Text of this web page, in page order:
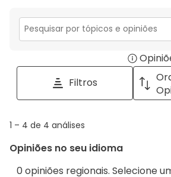
estrelas.
2
estrelas.
com
1
Secção
Filtros
1
4
1 – 4 de 4 análises
Opiniões no seu idioma
0 opiniões regionais. Selecione